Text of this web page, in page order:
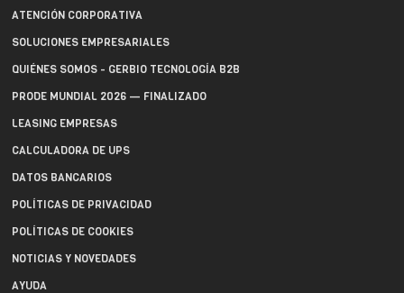
ATENCIÓN CORPORATIVA
SOLUCIONES EMPRESARIALES
QUIÉNES SOMOS - GERBIO TECNOLOGÍA B2B
PRODE MUNDIAL 2026 — FINALIZADO
LEASING EMPRESAS
CALCULADORA DE UPS
DATOS BANCARIOS
POLÍTICAS DE PRIVACIDAD
POLÍTICAS DE COOKIES
NOTICIAS Y NOVEDADES
AYUDA